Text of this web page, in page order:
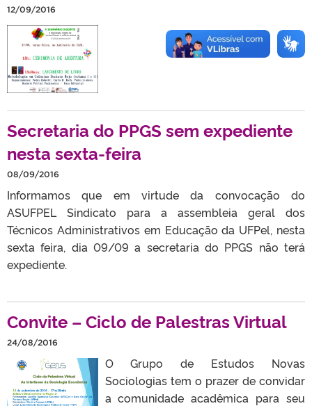
12/09/2016
Secretaria do PPGS sem expediente
nesta sexta-feira
08/09/2016
Informamos que em virtude da convocação do
ASUFPEL Sindicato para a assembleia geral dos
Técnicos Administrativos em Educação da UFPel, nesta
sexta feira, dia 09/09 a secretaria do PPGS não terá
expediente.
Convite – Ciclo de Palestras Virtual
24/08/2016
O Grupo de Estudos Novas
Sociologias tem o prazer de convidar
a comunidade acadêmica para seu